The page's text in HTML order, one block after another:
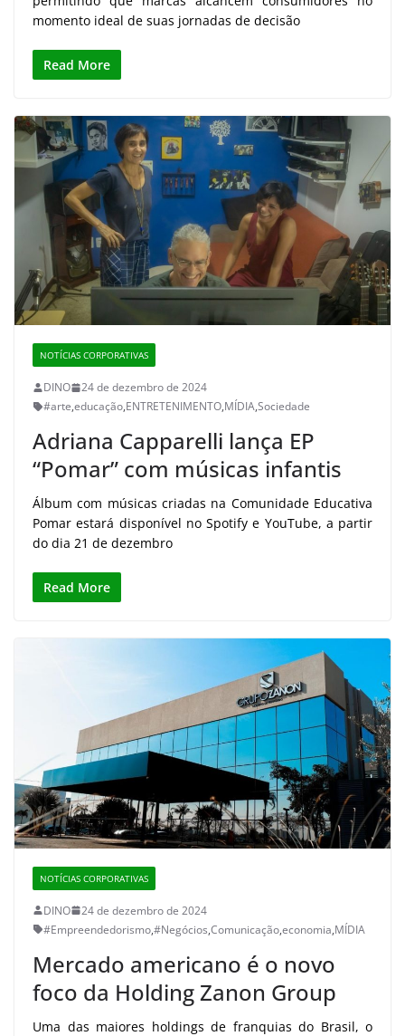
momento ideal de suas jornadas de decisão
Read More
NOTÍCIAS CORPORATIVAS
DINO
24 de dezembro de 2024
#arte,educação,ENTRETENIMENTO,MÍDIA,Sociedade
Adriana Capparelli lança EP
“Pomar” com músicas infantis
Álbum com músicas criadas na Comunidade Educativa
Pomar estará disponível no Spotify e YouTube, a partir
do dia 21 de dezembro
Read More
NOTÍCIAS CORPORATIVAS
DINO
24 de dezembro de 2024
#Empreendedorismo,#Negócios,Comunicação,economia,MÍDIA
Mercado americano é o novo
foco da Holding Zanon Group
Uma das maiores holdings de franquias do Brasil, o